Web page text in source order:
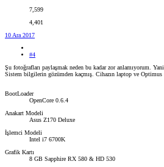
7,599
4,401
10 Ara 2017
#4
Şu fotoğrafları paylaşmak neden bu kadar zor anlamıyorum.
Sistem bilgilerin gözümden kaçmış. Cihazın laptop ve Optimus
BootLoader
OpenCore 0.6.4
Anakart Modeli
Asus Z170 Deluxe
İşlemci Modeli
Intel i7 6700K
Grafik Kartı
8 GB Sapphire RX 580 & HD 530